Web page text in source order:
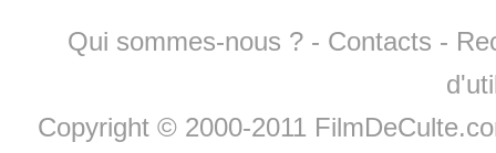
Qui sommes-nous ? - Contacts -
Copyright © 2000-2011